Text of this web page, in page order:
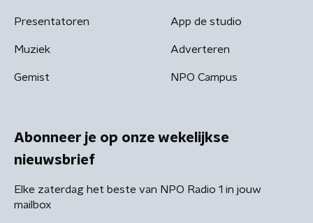
Presentatoren
Muziek
Gemist
App de studio
Adverteren
NPO Campus
Abonneer je op onze wekelijkse
nieuwsbrief
Elke zaterdag het beste van NPO Radio 1 in jouw
mailbox